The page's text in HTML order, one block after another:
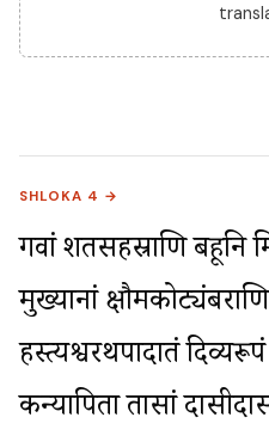
SHLOKA 4 →
गवां शतसहस्राणि बहूनि
मुख्यानां
हस्त्यश्वरथपादातं दिव्यरूपं